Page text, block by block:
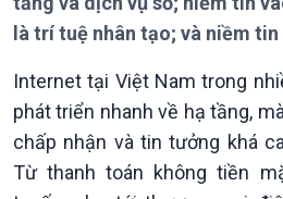
Tin Chính trị
Chính phủ với người dân
Quốc hội với cử tri
là trí tuệ nhân tạo; và niềm
Internet tại Việt Nam trong
phát triển nhanh về hạ tầng,
chấp nhận và tin tưởng khá
Từ thanh toán không tiền